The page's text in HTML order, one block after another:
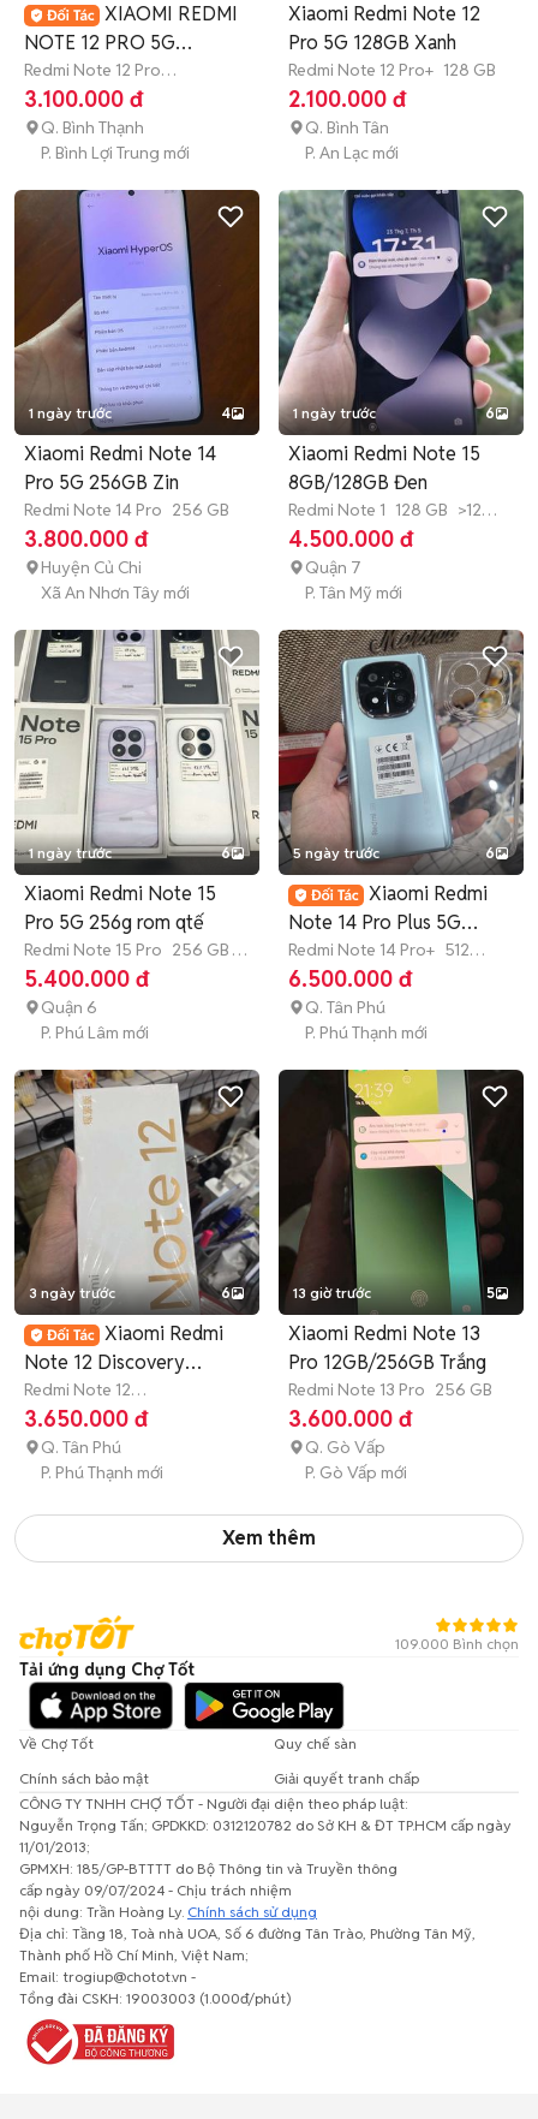
XIAOMI REDMI
NOTE 12 PRO 5G
8GB.256GB ZIN ĐẸP
Redmi Note 12 Pro
Speed 256 GB
3.100.000 đ
Q. Bình Thạnh
P. Bình Lợi Trung mới
Xiaomi Redmi Note 12
Pro 5G 128GB Xanh
Redmi Note 12 Pro+ 128 GB
2.100.000 đ
Q. Bình Tân
P. An Lạc mới
1 ngày trước 4
Xiaomi Redmi Note 14
Pro 5G 256GB Zin
Redmi Note 14 Pro 256 GB
3.800.000 đ
Huyện Củ Chi
Xã An Nhơn Tây mới
1 ngày trước 6
Xiaomi Redmi Note 15
8GB/128GB Đen
Redmi Note 1 128 GB >12
tháng
4.500.000 đ
Quận 7
P. Tân Mỹ mới
1 ngày trước 6
Xiaomi Redmi Note 15
Pro 5G 256g rom qtế
Redmi Note 15 Pro 256 GB 1
tháng
5.400.000 đ
Quận 6
P. Phú Lâm mới
5 ngày trước 6
Xiaomi Redmi
Note 14 Pro Plus 5G
12G/512 ZIN ĐẸP
Redmi Note 14 Pro+ 512
GB Còn bảo hành
6.500.000 đ
Q. Tân Phú
P. Phú Thạnh mới
3 ngày trước 6
Xiaomi Redmi
Note 12 Discovery
8G/256
Redmi Note 12
Discovery 256 GB
hành
3.650.000 đ
Q. Tân Phú
P. Phú Thạnh mới
13 giờ trước 5
Xiaomi Redmi Note 13
Pro 12GB/256GB Trắng
Redmi Note 13 Pro 256 GB
3.600.000 đ
Q. Gò Vấp
P. Gò Vấp mới
Xem thêm
109.000 Bình chọn
Tải ứng dụng Chợ Tốt
Về Chợ Tốt
Quy chế sàn
Chính sách bảo mật
Giải quyết tranh chấp
CÔNG TY TNHH CHỢ TỐT - Người đại diện theo pháp luật:
Nguyễn Trọng Tấn; GPDKKD: 0312120782 do Sở KH & ĐT TP.HCM cấp ngày
11/01/2013;
GPMXH: 185/GP-BTTTT do Bộ Thông tin và Truyền thông
cấp ngày 09/07/2024 - Chịu trách nhiệm
nội dung: Trần Hoàng Ly. Chính sách sử dụng
Địa chỉ: Tầng 18, Toà nhà UOA, Số 6 đường Tân Trào, Phường Tân Mỹ,
Thành phố Hồ Chí Minh, Việt Nam;
Email: trogiup@chotot.vn -
Tổng đài CSKH: 19003003 (1.000đ/phút)